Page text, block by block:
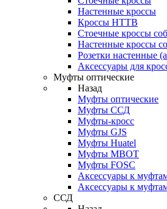
Настенные кроссы
Кроссы HTTB
Стоечные кроссы
Настенные кроссы
Розетки настенные
Аксессуары для
Муфты оптические
Назад
Муфты оптические
Муфты ССД
Муфты-кросс
Муфты GJS
Муфты Huatel
Муфты МВОТ
Муфты FOSC
Аксессуары к
Аксессуары к
ССД